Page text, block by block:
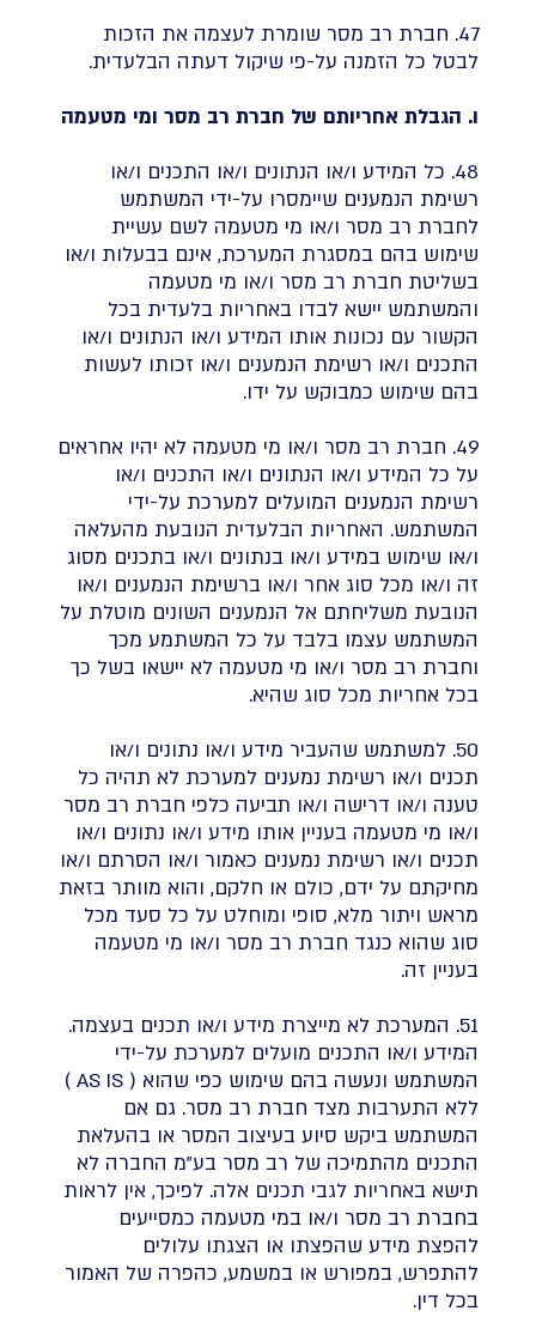
47. חברת רב מסר שומרת לעצמה את הזכות
לבטל כל הזמנה על-פי שיקול דעתה הבלעדית.
ו. הגבלת אחריותם של חברת רב מסר ומי מטעמה
48. כל המידע ו/או הנתונים ו/או התכנים ו/או
רשימת הנמענים שיימסרו על-ידי המשתמש
לחברת רב מסר ו/או מי מטעמה לשם עשיית
שימוש בהם במסגרת המערכת, אינם בבעלות ו/או
בשליטת חברת רב מסר ו/או מי מטעמה
והמשתמש יישא לבדו באחריות בלעדית בכל
הקשור עם נכונות אותו המידע ו/או הנתונים ו/או
התכנים ו/או רשימת הנמענים ו/או זכותו לעשות
בהם שימוש כמבוקש על ידו.
49. חברת רב מסר ו/או מי מטעמה לא יהיו אחראים
על כל המידע ו/או הנתונים ו/או התכנים ו/או
רשימת הנמענים המועלים למערכת על-ידי
המשתמש. האחריות הבלעדית הנובעת מהעלאה
ו/או שימוש במידע ו/או בנתונים ו/או בתכנים מסוג
זה ו/או מכל סוג אחר ו/או ברשימת הנמענים ו/או
הנובעת משליחתם אל הנמענים השונים מוטלת על
המשתמש עצמו בלבד על כל המשתמע מכך
וחברת רב מסר ו/או מי מטעמה לא יישאו בשל כך
בכל אחריות מכל סוג שהיא.
50. למשתמש שהעביר מידע ו/או נתונים ו/או
תכנים ו/או רשימת נמענים למערכת לא תהיה כל
טענה ו/או דרישה ו/או תביעה כלפי חברת רב מסר
ו/או מי מטעמה בעניין אותו מידע ו/או נתונים ו/או
תכנים ו/או רשימת נמענים כאמור ו/או הסרתם ו/או
מחיקתם על ידם, כולם או חלקם, והוא מוותר בזאת
מראש ויתור מלא, סופי ומוחלט על כל סעד מכל
סוג שהוא כנגד חברת רב מסר ו/או מי מטעמה
בעניין זה.
51. המערכת לא מייצרת מידע ו/או תכנים בעצמה.
המידע ו/או התכנים מועלים למערכת על-ידי
המשתמש ונעשה בהם שימוש כפי שהוא ( AS IS )
ללא התערבות מצד חברת רב מסר. גם אם
המשתמש ביקש סיוע בעיצוב המסר או בהעלאת
התכנים מהתמיכה של רב מסר בע"מ החברה לא
תישא באחריות לגבי תכנים אלה. לפיכך, אין לראות
בחברת רב מסר ו/או במי מטעמה כמסייעים
להפצת מידע שהפצתו או הצגתו עלולים
להתפרש, במפורש או במשמע, כהפרה של האמור
בכל דין.